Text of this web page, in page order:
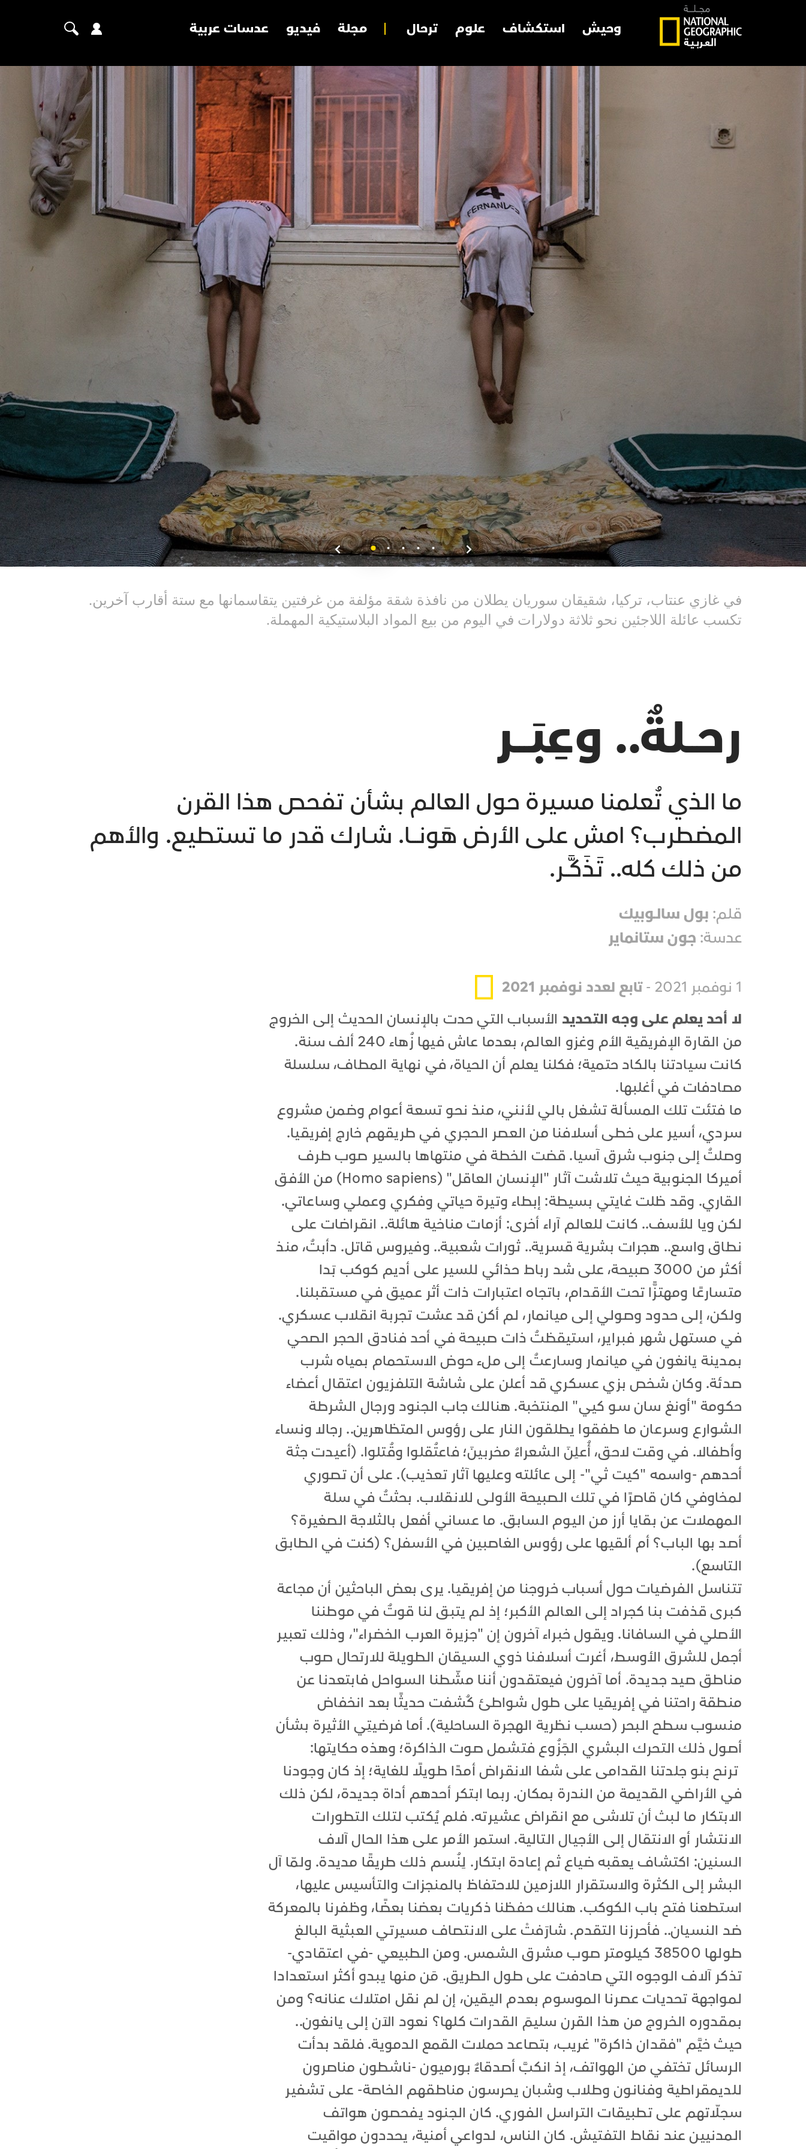
وحيش استكشاف علوم ترحال مجلة فيديو عدسات عربية
في غازي عنتاب، تركيا، شقيقان سوريان يطلان من نافذة شقة مؤلفة من غرفتين يتقاسمانها مع ستة أقارب آخرين.
تكسب عائلة اللاجئين نحو ثلاثة دولارات في اليوم من بيع المواد البلاستيكية المهملة.
رحــلةٌ.. وعِبَـــر
ما الذي تُعلمنا مسيرة حول العالم بشأن تفحص هذا القرن
المضطرب؟ امش على الأرض هَونـــا. شـارك قدر ما تستطيع. والأهم
من ذلك كله.. تَذَكَّــر.
قلم: بول سالـوبيك
عدسة: جون ستانماير
1 نوفمبر 2021 -
تابع لعدد نوفمبر 2021
لا أحد يعلم على وجه التحديد الأسباب التي حدت بالإنسان الحديث إلى الخروج
من القارة الإفريقية الأم وغزو العالم، بعدما عاش فيها زُهاء 240 ألف سنة.
كانت سيادتنا بالكاد حتمية؛ فكلنا يعلم أن الحياة، في نهاية المطاف، سلسلة
مصادفات في أغلبها.
ما فتئت تلك المسألة تشغل بالي لأنني، منذ نحو تسعة أعوام وضمن مشروع
سردي، أسير على خطى أسلافنا من العصر الحجري في طريقهم خارج إفريقيا.
وصلتُ إلى جنوب شرق آسيا. قضت الخطة في منتهاها بالسير صوب طرف
أميركا الجنوبية حيث تلاشت آثار "الإنسان العاقل" (Homo sapiens) من الأفق
القاري. وقد ظلت غايتي بسيطة: إبطاء وتيرة حياتي وفكري وعملي وساعاتي.
لكن ويا للأسف.. كانت للعالم آراء أخرى: أزمات مناخية هائلة.. انقراضات على
نطاق واسع.. هجرات بشرية قسرية.. ثورات شعبية.. وفيروس قاتل. دأبتُ، منذ
أكثر من 3000 صبيحة، على شد رباط حذائي للسير على أديم كوكب بَدا
متسارعًا ومهتزًّا تحت الأقدام، باتجاه اعتبارات ذات أثر عميق في مستقبلنا.
ولكن، إلى حدود وصولي إلى ميانمار، لم أكن قد عشت تجربة انقلاب عسكري.
في مستهل شهر فبراير، استيقظتُ ذات صبيحة في أحد فنادق الحجر الصحي
بمدينة يانغون في ميانمار وسارعتُ إلى ملء حوض الاستحمام بمياه شرب
صدئة. وكان شخص بزي عسكري قد أعلن على شاشة التلفزيون اعتقال أعضاء
حكومة "أونغ سان سو كيي" المنتخبة. هنالك جاب الجنود ورجال الشرطة
الشوارع وسرعان ما طفقوا يطلقون النار على رؤوس المتظاهرين.. رجالا ونساء
وأطفالا. في وقت لاحق، أُعلِنَ الشعراءُ مخربينَ؛ فاعتُقلوا وقُتلوا. (أعيدت جثة
أحدهم -واسمه "كيت ثي"- إلى عائلته وعليها آثار تعذيب). على أن تصوري
لمخاوفي كان قاصرًا في تلك الصبيحة الأولى للانقلاب. بحثتُ في سلة
المهملات عن بقايا أرز من اليوم السابق. ما عساني أفعل بالثلاجة الصغيرة؟
أصد بها الباب؟ أم ألقيها على رؤوس الغاصبين في الأسفل؟ (كنت في الطابق
التاسع).
تتناسل الفرضيات حول أسباب خروجنا من إفريقيا. يرى بعض الباحثين أن مجاعة
كبرى قذفت بنا كجراد إلى العالم الأكبر؛ إذ لم يتبق لنا قوتٌ في موطننا
الأصلي في السافانا. ويقول خبراء آخرون إن "جزيرة العرب الخضراء"، وذلك تعبير
أجمل للشرق الأوسط، أغرت أسلافنا ذوي السيقان الطويلة للارتحال صوب
مناطق صيد جديدة. أما آخرون فيعتقدون أننا مشّطنا السواحل فابتعدنا عن
منطقة راحتنا في إفريقيا على طول شواطئ كُشفت حديثًا بعد انخفاض
منسوب سطح البحر (حسب نظرية الهجرة الساحلية). أما فرضيتِي الأثيرة بشأن
أصول ذلك التحرك البشري الجَزُوع فتشمل صوت الذاكرة؛ وهذه حكايتها:
ترنح بنو جلدتنا القدامى على شفا الانقراض أمدًا طويلًا للغاية؛ إذ كان وجودنا
في الأراضي القديمة من الندرة بمكان. ربما ابتكر أحدهم أداة جديدة، لكن ذلك
الابتكار ما لبث أن تلاشى مع انقراض عشيرته. فلم يُكتب لتلك التطورات
الانتشار أو الانتقال إلى الأجيال التالية. استمر الأمر على هذا الحال آلاف
السنين: اكتشاف يعقبه ضياع ثم إعادة ابتكار. لِنُسم ذلك طريقًا مديدة. ولمّا آل
البشر إلى الكثرة والاستقرار اللازمين للاحتفاظ بالمنجزات والتأسيس عليها،
استطعنا فتح باب الكوكب. هنالك حفظنا ذكريات بعضنا بعضًا، وظفرنا بالمعركة
ضد النسيان.. فأحرزنا التقدم. شارَفتْ على الانتصاف مسيرتي العبثية البالغ
طولها 38500 كيلومتر صوب مشرق الشمس. ومن الطبيعي -في اعتقادي-
تذكر آلاف الوجوه التي صادفت على طول الطريق. مَن منها يبدو أكثر استعدادا
لمواجهة تحديات عصرنا الموسوم بعدم اليقين، إن لم نقل امتلاك عنانه؟ ومن
بمقدوره الخروج من هذا القرن سليمَ القدرات كلها؟ نعود الآن إلى يانغون..
حيث خيَّم "فقدان ذاكرة" غريب، بتصاعد حملات القمع الدموية. فلقد بدأت
الرسائل تختفي من الهواتف، إذ انكبَّ أصدقاءٌ بورميون -ناشطون مناصرون
للديمقراطية وفنانون وطلاب وشبان يحرسون مناطقهم الخاصة- على تشفير
سجلّاتهم على تطبيقات التراسل الفوري. كان الجنود يفحصون هواتف
المدنيين عند نقاط التفتيش. كان الناس، لدواعي أمنية، يحددون مواقيت